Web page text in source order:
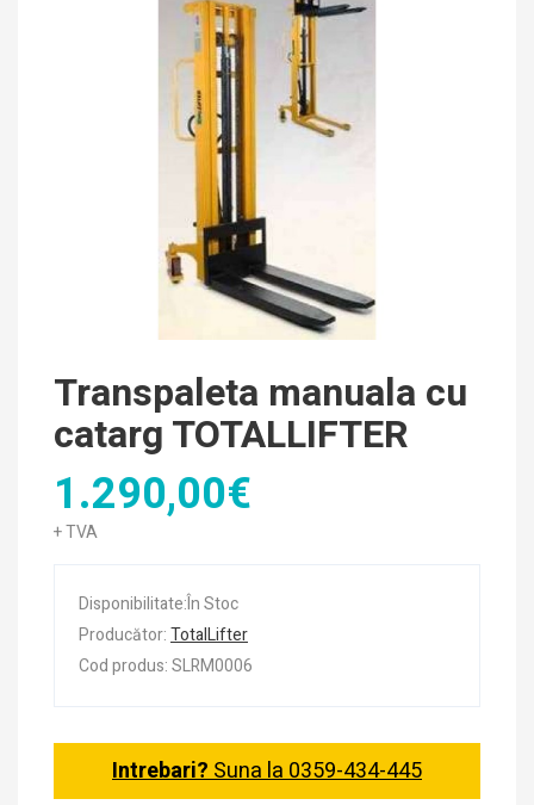
Transpaleta manuala cu
catarg TOTALLIFTER
1.290,00€
+ TVA
Disponibilitate:În Stoc
Producător:TotalLifter
Cod produs: SLRM0006
Intrebari?Suna la 0359-434-445